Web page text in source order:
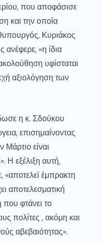
που αποφάσισε
και την οποία
Κυριάκος
«η ίδια
υφίσταται
αξιολόγηση των
η κ. Σδούκου
επισημαίνοντας
Μάρτιο είναι
Η εξέλιξη αυτή,
έμπρακτη
αποτελεσματική
που φτάνει το
πολίτες , ακόμη και
αβεβαιότητας».